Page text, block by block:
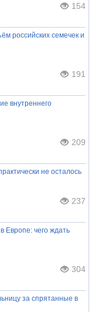
154
российских семечек и
191
внутреннего
209
не осталось
237
Европе: чего ждать
304
за спрятанные в